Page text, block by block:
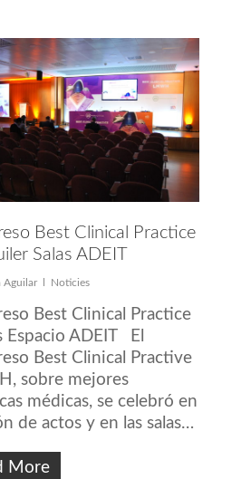
Best Clinical Practice
Salas ADEIT
Aguilar Noticies
Best Clinical Practice
Espacio ADEIT El
Best Clinical Practive
sobre mejores
médicas, se celebró en
de actos y en las salas…
More